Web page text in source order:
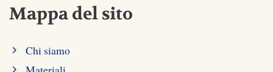
Mappa del sito
Chi siamo